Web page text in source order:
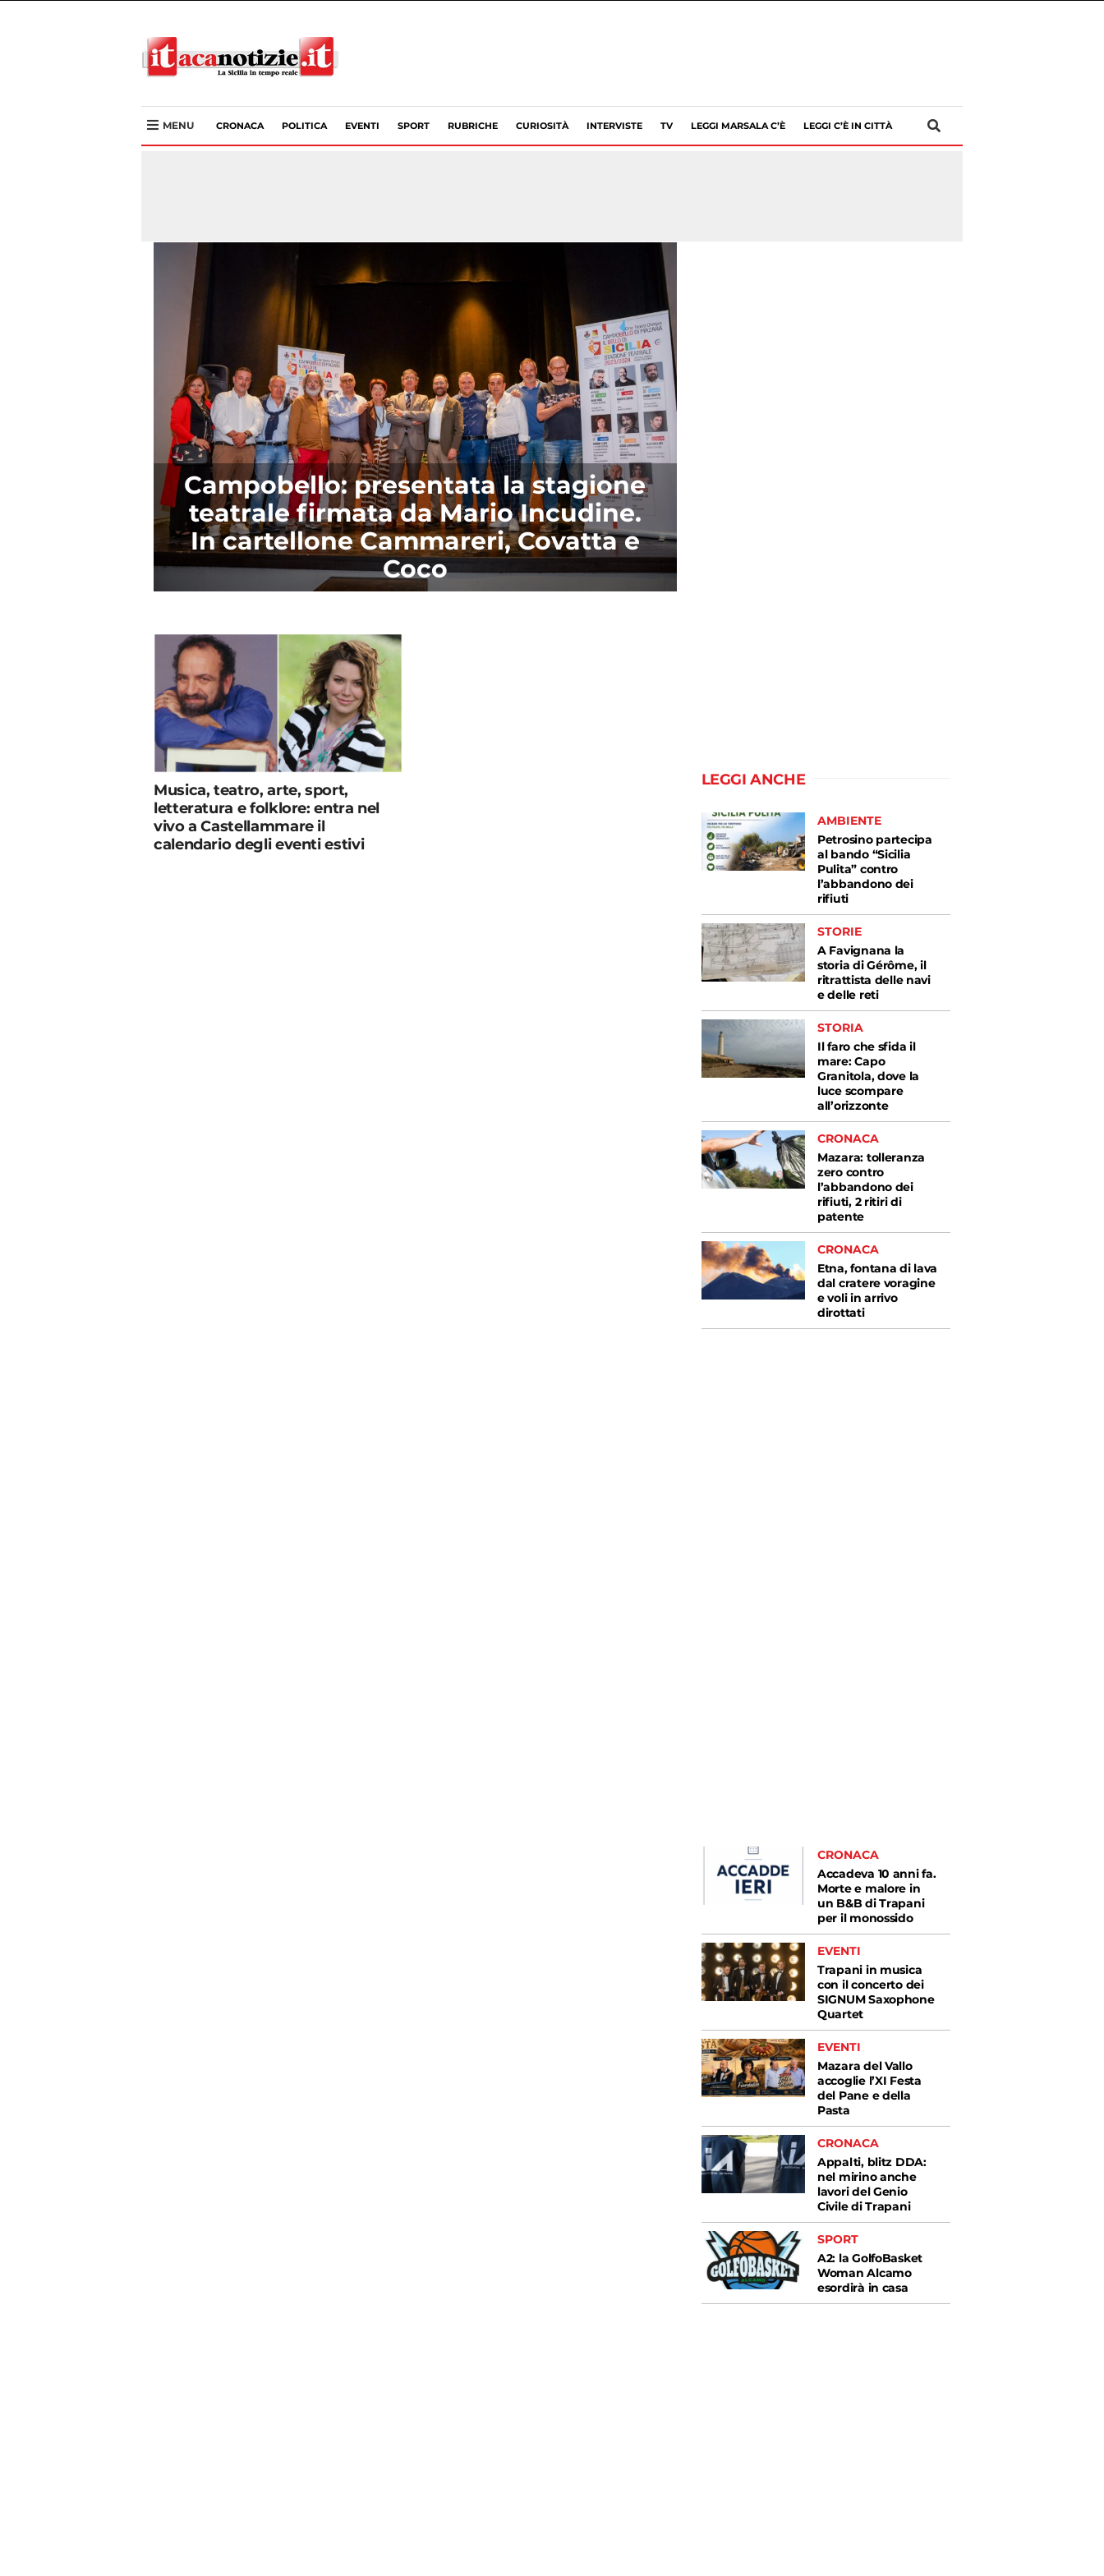
MENU CRONACA POLITICA EVENTI SPORT RUBRICHE CURIOSITÀ INTERVISTE TV LEGGI MARSALA C’È LEGGI C’È IN CITTÀ
Campobello: presentata la stagione
teatrale firmata da Mario Incudine.
In cartellone Cammareri, Covatta e
Coco
Musica, teatro, arte, sport,
letteratura e folklore: entra nel
vivo a Castellammare il
calendario degli eventi estivi
LEGGI ANCHE
AMBIENTE
Petrosino partecipa
al bando “Sicilia
Pulita” contro
l’abbandono dei
rifiuti
STORIE
A Favignana la
storia di Gérôme, il
ritrattista delle navi
e delle reti
STORIA
Il faro che sfida il
mare: Capo
Granitola, dove la
luce scompare
all’orizzonte
CRONACA
Mazara: tolleranza
zero contro
l’abbandono dei
rifiuti, 2 ritiri di
patente
CRONACA
Etna, fontana di lava
dal cratere voragine
e voli in arrivo
dirottati
CRONACA
Accadeva 10 anni fa.
Morte e malore in
un B&B di Trapani
per il monossido
EVENTI
Trapani in musica
con il concerto dei
SIGNUM Saxophone
Quartet
EVENTI
Mazara del Vallo
accoglie l’XI Festa
del Pane e della
Pasta
CRONACA
Appalti, blitz DDA:
nel mirino anche
lavori del Genio
Civile di Trapani
SPORT
A2: la GolfoBasket
Woman Alcamo
esordirà in casa